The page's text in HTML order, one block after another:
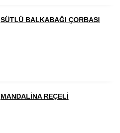
SÜTLÜ BALKABAĞI ÇORBASI
MANDALİNA REÇELİ